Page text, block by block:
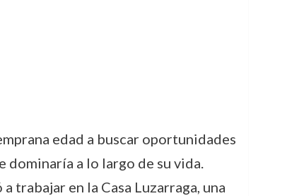
edad a buscar oportunidades
dominaría a lo largo de su vida.
trabajar en la Casa Luzarraga, una